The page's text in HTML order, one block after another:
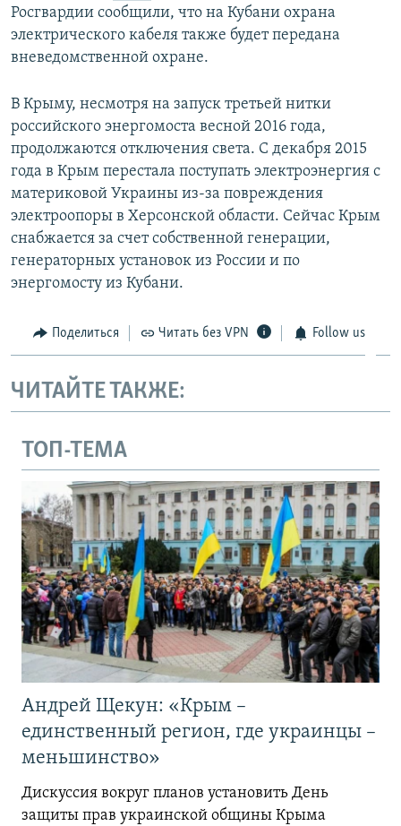
Росгвардии сообщили, что на Кубани охрана
электрического кабеля также будет передана
вневедомственной охране.
В Крыму, несмотря на запуск третьей нитки
российского энергомоста весной 2016 года,
продолжаются отключения света. С декабря 2015
года в Крым перестала поступать электроэнергия с
материковой Украины из-за повреждения
электроопоры в Херсонской области. Сейчас Крым
снабжается за счет собственной генерации,
генераторных установок из России и по
энергомосту из Кубани.
Поделиться Читать без VPN Follow us
ЧИТАЙТЕ ТАКЖЕ:
ТОП-ТЕМА
Андрей Щекун: «Крым –
единственный регион, где украинцы –
меньшинство»
Дискуссия вокруг планов установить День
защиты прав украинской общины Крыма